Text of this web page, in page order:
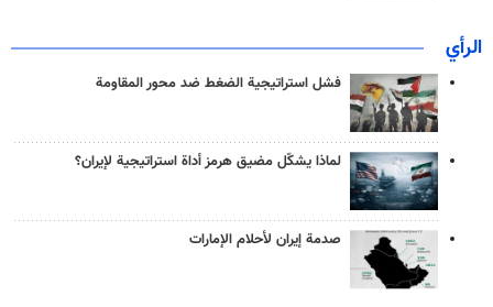
الرأي
فشل استراتيجية الضغط ضد محور المقاومة
لماذا يشكّل مضيق هرمز أداة استراتيجية لإيران؟
صدمة إيران لأحلام الإمارات